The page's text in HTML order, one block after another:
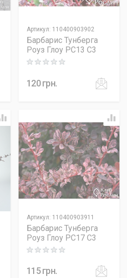
Артикул: 110400903902
Барбарис Тунберга
Роуз Глоу PC13 C3
Rating: 0 out of 5
120грн.
Артикул: 110400903911
Барбарис Тунберга
Роуз Глоу PC17 C3
Rating: 0 out of 5
115грн.